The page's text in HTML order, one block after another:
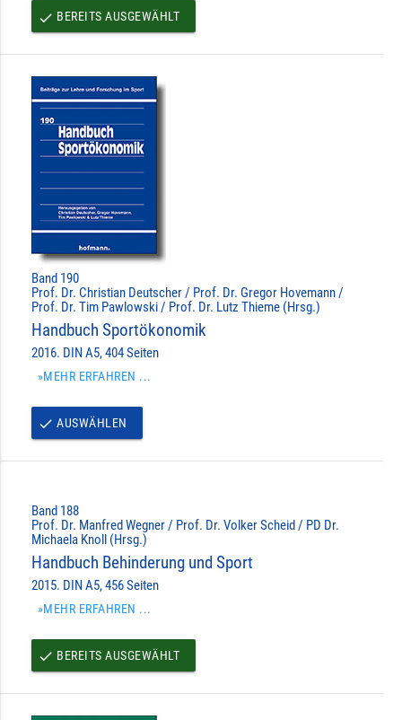
done BEREITS AUSGEWÄHLT
Band 190
Prof. Dr. Christian Deutscher / Prof. Dr. Gregor Hovemann /
Prof. Dr. Tim Pawlowski / Prof. Dr. Lutz Thieme (Hrsg.)
Handbuch Sportökonomik
2016. DIN A5, 404 Seiten
»MEHR ERFAHREN ...
done AUSWÄHLEN
Band 188
Prof. Dr. Manfred Wegner / Prof. Dr. Volker Scheid / PD Dr.
Michaela Knoll (Hrsg.)
Handbuch Behinderung und Sport
2015. DIN A5, 456 Seiten
»MEHR ERFAHREN ...
done BEREITS AUSGEWÄHLT